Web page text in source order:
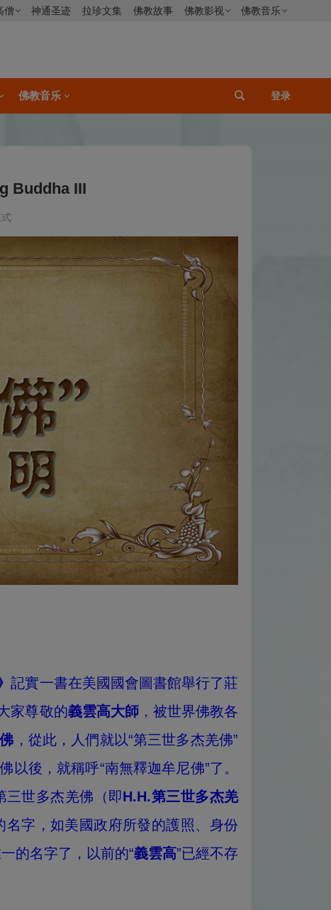
僧 神通圣迹 拉珍文集 佛教故事 佛教影视 佛教音乐
佛教音乐 登录
Buddha III
記實一書在美國國會圖書館舉行了莊
家尊敬的義雲高大師，被世界佛教各
，從此，人們就以“第三世多杰羌佛”
後，就稱呼“南無釋迦牟尼佛”了。
三世多杰羌佛（即H.H.第三世多杰羌
字，如美國政府所發的護照、身份
的名字了，以前的“義雲高”已經不存